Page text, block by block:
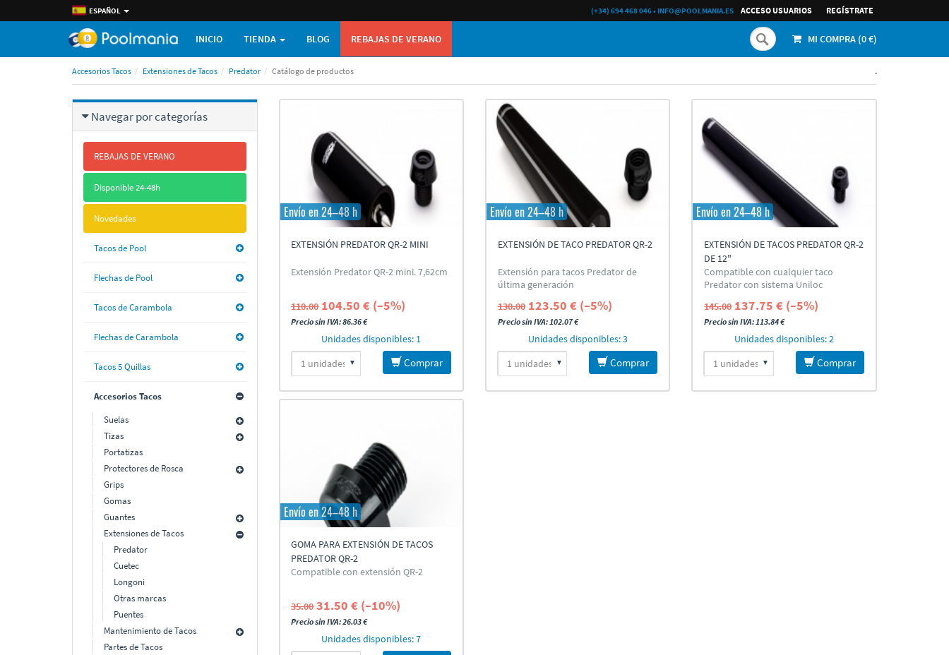
ESPAÑOL ACCESO USUARIOS REGÍ­STRATE
(+34) 694 468 046•INFO@POOLMANIA.ES
INICIO TIENDA BLOG REBAJAS DE VERANO MI COMPRA (0€)
Accesorios Tacos Extensiones de Tacos Predator Catálogo de productos .
Navegar por categorí­as
REBAJAS DE VERANO
Disponible 24-48h
Novedades
Tacos de Pool
Flechas de Pool
Tacos de Carambola
Flechas de Carambola
Tacos 5 Quillas
Accesorios Tacos
Suelas
Tizas
Portatizas
Protectores de Rosca
Grips
Gomas
Guantes
Extensiones de Tacos
Predator
Cuetec
Longoni
Otras marcas
Puentes
Mantenimiento de Tacos
Partes de Tacos
Envío en 24–48 h
EXTENSIÓN PREDATOR QR-2 MINI
Extensión Predator QR-2 mini. 7,62cm
110.00 104.50 € (–5%)
Precio sin IVA: 86.36 €
Unidades disponibles: 1
Comprar
Envío en 24–48 h
EXTENSIÓN DE TACO PREDATOR QR-2
Extensión para tacos Predator de
última generación
130.00 123.50 € (–5%)
Precio sin IVA: 102.07 €
Unidades disponibles: 3
Comprar
Envío en 24–48 h
EXTENSIÓN DE TACOS PREDATOR QR-2
DE 12"
Compatible con cualquier taco
Predator con sistema Uniloc
145.00 137.75 € (–5%)
Precio sin IVA: 113.84 €
Unidades disponibles: 2
Comprar
Envío en 24–48 h
GOMA PARA EXTENSIÓN DE TACOS
PREDATOR QR-2
Compatible con extensión QR-2
35.00 31.50 € (–10%)
Precio sin IVA: 26.03 €
Unidades disponibles: 7